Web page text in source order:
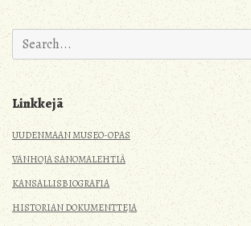
kuva
Search
for:
Linkkejä
UUDENMAAN MUSEO-OPAS
VANHOJA SANOMALEHTIÄ
KANSALLISBIOGRAFIA
HISTORIAN DOKUMENTTEJA